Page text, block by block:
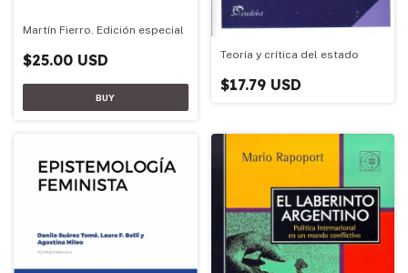
Martín Fierro. Edición especial
$25.00 USD Teoría y crítica del estado
$17.79 USD